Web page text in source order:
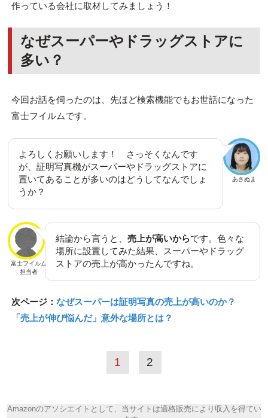
作っている会社に取材してみましょう！
なぜスーパーやドラッグストアに
多い？
今回お話を伺ったのは、先ほど検索機能でもお世話になった
富士フイルムです。
あさぬま
よろしくお願いします！ さっそくなんです
が、証明写真機がスーパーやドラッグストアに
置いてあることが多いのはどうしてなんでしょ
うか？
富士フイルム
担当者
結論から言うと、売上が高いからです。色々な
場所に設置してみた結果、スーパーやドラッグ
ストアの売上が高かったんですね。
次ページ： なぜスーパーは証明写真の売上が高いのか？
「売上が伸び悩んだ」意外な場所とは？
1 2
Amazonのアソシエイトとして、当サイトは適格販売により収入を得てい